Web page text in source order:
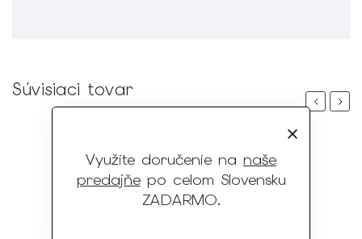
Využite doručenie na naše
predajňepo celom Slovensku
ZADARMO.
Súvisiaci tovar
PreviousNext